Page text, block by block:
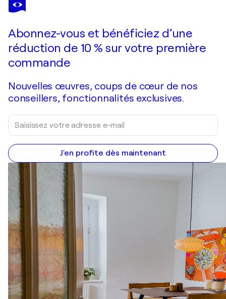
Abonnez-vous et bénéficiez d’une
réduction de 10 % sur votre première
commande
Nouvelles œuvres, coups de cœur de nos
conseillers, fonctionnalités exclusives.
J'en profite dès maintenant